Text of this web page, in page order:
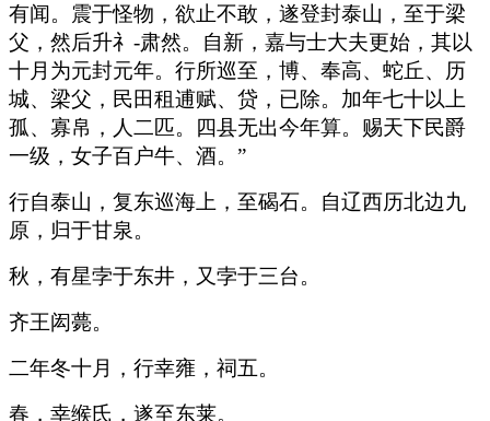
有闻。震于怪物，欲止不敢，遂登封泰山，至于梁
父，然后升礻-肃然。自新，嘉与士大夫更始，其以
十月为元封元年。行所巡至，博、奉高、蛇丘、历
城、梁父，民田租逋赋、贷，已除。加年七十以上
孤、寡帛，人二匹。四县无出今年算。赐天下民爵
一级，女子百户牛、酒。”
行自泰山，复东巡海上，至碣石。自辽西历北边九
原，归于甘泉。
秋，有星孛于东井，又孛于三台。
齐王闳薨。
二年冬十月，行幸雍，祠五。
春，幸缑氏，遂至东莱。